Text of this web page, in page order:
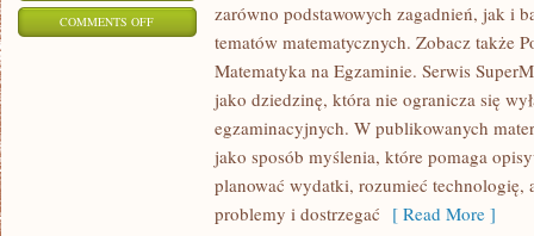
COMMENTS OFFON
PODSTAWY
MATEMATYKI
zarówno podstawowych zagadnień, jak i
tematów matematycznych. Zobacz także
Matematyka na Egzaminie. Serwis
jako dziedzinę, która nie ogranicza się
egzaminacyjnych. W publikowanych
jako sposób myślenia, które pomaga
planować wydatki, rozumieć technologię,
problemy i dostrzegać [ Read More ]